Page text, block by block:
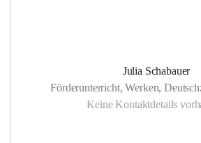
Julia Schabauer
Förderunterricht, Werken,
Keine Kontaktdetails